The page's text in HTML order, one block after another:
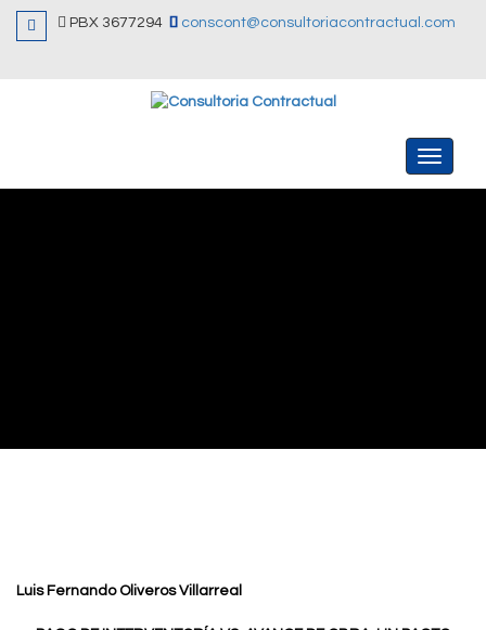
PBX 3677294 conscont@consultoriacontractual.com
Menu
Luis Fernando Oliveros Villarreal